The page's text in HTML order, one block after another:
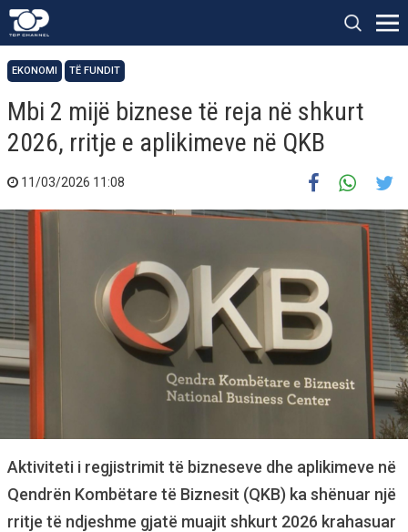
EKONOMI TË FUNDIT
Mbi 2 mijë biznese të reja në shkurt
2026, rritje e aplikimeve në QKB
11/03/2026 11:08
Aktiviteti i regjistrimit të bizneseve dhe aplikimeve në
Qendrën Kombëtare të Biznesit (QKB) ka shënuar një
rritje të ndjeshme gjatë muajit shkurt 2026 krahasuar